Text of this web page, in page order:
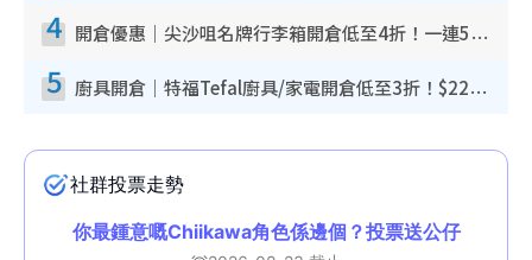
4 開倉優惠｜尖沙咀名牌行李箱開倉低至4折！一連5日 American Tourister/ace./Hallmark $200起！
5 廚具開倉｜特福Tefal廚具/家電開倉低至3折！$220起買平底鍋/炒鑊/湯煲！電飯煲/吸塵機/燙斗$418起